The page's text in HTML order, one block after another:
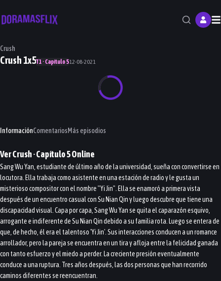
Crush
Crush 1x5T1 · Capítulo 512-08-2021
InformaciónComentariosMás episodios
VerCrush· Capítulo5Online
Sang Wu Yan, estudiante de último año de la universidad, sueña con convertirse en
locutora. Ella trabaja como asistente en una estación de radio y le gusta un
misterioso compositor con el nombre "Yi Jin". Ella se enamoró a primera vista
después de un encuentro casual con Su Nian Qin y luego descubre que tiene una
discapacidad visual. Capa por capa, Sang Wu Yan se quita el caparazón esquivo,
arrogante e indiferente de Su Nian Qin debido a su familia rota. Luego se entera de
que, de hecho, él era el talentoso 'Yi Jin'. Sus interacciones conducen a un romance
arrollador, pero la pareja se encuentra en un tira y afloja entre la felicidad ganada
con tanto esfuerzo y el miedo a perder. La creciente presión eventualmente
conduce a una ruptura. Tres años después, las dos personas que han recorrido
caminos diferentes se reencuentran.